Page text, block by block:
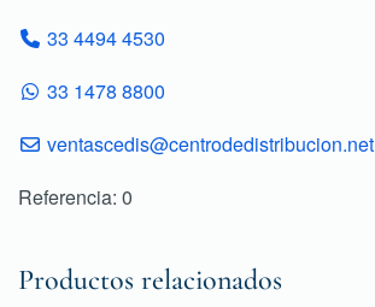
33 4494 4530
33 1478 8800
ventascedis@centrodedistribucion.net
Referencia: 0
Productos relacionados